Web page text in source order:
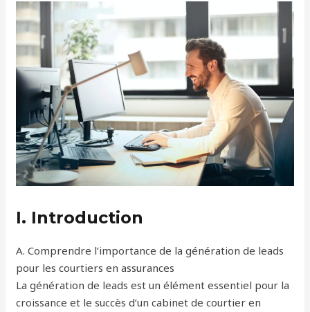
I. Introduction
A. Comprendre l’importance de la génération de leads
pour les courtiers en assurances
La génération de leads est un élément essentiel pour la
croissance et le succès d’un cabinet de courtier en